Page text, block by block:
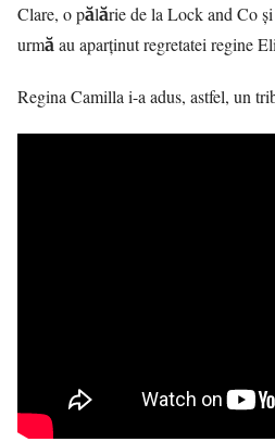
Clare, o pălărie de la Lock and Co
urmă au aparținut regretatei regine
Regina Camilla i-a adus, astfel, un